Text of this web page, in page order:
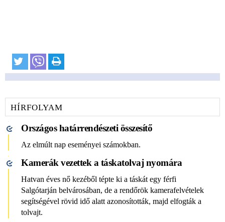
HÍRFOLYAM
Országos határrendészeti összesítő
Az elmúlt nap eseményei számokban.
Kamerák vezettek a táskatolvaj nyomára
Hatvan éves nő kezéből tépte ki a táskát egy férfi
Salgótarján belvárosában, de a rendőrök kamerafelvételek
segítségével rövid idő alatt azonosították, majd elfogták a
tolvajt.